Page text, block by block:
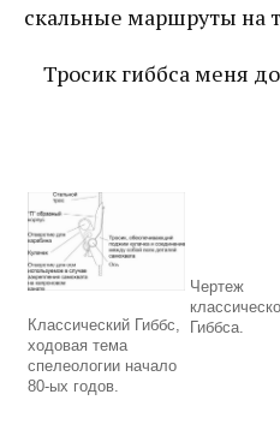
скальные маршруты на
Тросик гиббса меня
Классический Гиббс,
ходовая тема
спелеологии начало
80-ых годов.
Чертеж
Гиббса.